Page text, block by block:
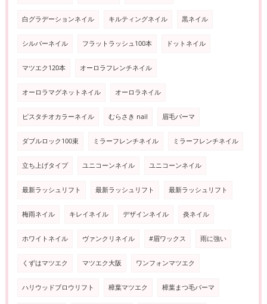
白グラデーションネイル キルティングネイル 黒ネイル
シルバーネイル フラットラッシュ100本 ドットネイル
マツエク120本 オーロラフレンチネイル
オーロラマグネットネイル オーロラネイル
ピスタチオカラーネイル むらさき nail 眉毛パーマ
ダブルロック100束 ミラーフレンチネイル ミラーフレンチネイル
立ち上げタイプ ユニコーンネイル ユニコーンネイル
最新ラッシュリフト 最新ラッシュリフト 最新ラッシュリフト
梅雨ネイル キレイネイル デザインネイル 炎ネイル
ホワイトネイル ヴァンクリネイル #眉ワックス 雨に強い
くずはマツエク マツエク大阪 ワンフォンマツエク
ハリウッドブロウリフト 樟葉マツエク 樟葉まつ毛パーマ